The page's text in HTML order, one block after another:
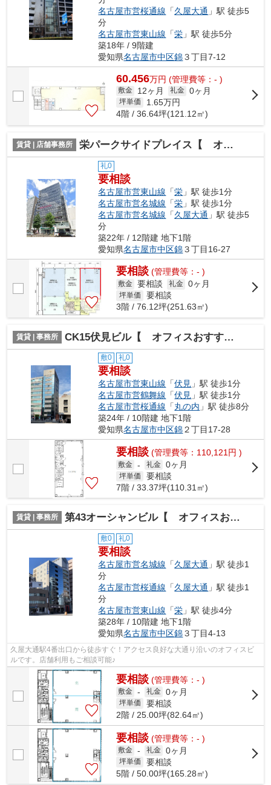
名古屋市営桜通線 「久屋大通 」駅 徒歩5
分
名古屋市営東山線 「栄 」駅 徒歩5分
築18年 / 9階建
愛知県名古屋市中区錦３丁目7-12
60.456万円 (管理費等：- )
敷金 12ヶ月 礼金 0ヶ月
坪単価 1.65万円
4階 / 36.64坪(121.12㎡)
賃貸 | 店舗事務所 栄パークサイドプレイス【 オフィスおすすめ 】
礼0
要相談
名古屋市営東山線 「栄 」駅 徒歩1分
名古屋市営名城線 「栄 」駅 徒歩1分
名古屋市営名城線 「久屋大通 」駅 徒歩5
分
築22年 / 12階建 地下1階
愛知県名古屋市中区錦３丁目16-27
要相談 (管理費等：- )
敷金 要相談 礼金 0ヶ月
坪単価
要相談
3階 / 76.12坪(251.63㎡)
賃貸 | 事務所 CK15伏見ビル【 オフィスおすすめ 】
敷0 礼0
要相談
名古屋市営東山線 「伏見 」駅 徒歩1分
名古屋市営鶴舞線 「伏見 」駅 徒歩1分
名古屋市営桜通線 「丸の内 」駅 徒歩8分
築24年 / 10階建 地下1階
愛知県名古屋市中区錦２丁目17-28
要相談 (管理費等：110,121円 )
敷金 - 礼金 0ヶ月
坪単価
要相談
7階 / 33.37坪(110.31㎡)
賃貸 | 事務所 第43オーシャンビル【 オフィスおすすめ 】
敷0 礼0
要相談
名古屋市営名城線 「久屋大通 」駅 徒歩1
分
名古屋市営桜通線 「久屋大通 」駅 徒歩1
分
名古屋市営東山線 「栄 」駅 徒歩4分
築28年 / 10階建 地下1階
愛知県名古屋市中区錦３丁目4-13
久屋大通駅4番出口から徒歩すぐ！アクセス良好な大通り沿いのオフィスビ
ルです。店舗利用もご相談可能♪
要相談 (管理費等：- )
敷金 - 礼金 0ヶ月
坪単価
要相談
2階 / 25.00坪(82.64㎡)
要相談 (管理費等：- )
敷金 - 礼金 0ヶ月
坪単価
要相談
5階 / 50.00坪(165.28㎡)